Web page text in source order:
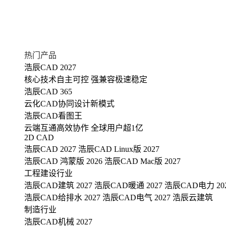
热门产品
浩辰CAD 2027
核心技术自主可控 强兼容极速稳定
浩辰CAD 365
云化CAD协同设计新模式
浩辰CAD看图王
云端互通高效协作 全球用户超1亿
2D CAD
浩辰CAD 2027 浩辰CAD Linux版 2027
浩辰CAD 鸿蒙版 2026 浩辰CAD Mac版 2027
工程建设行业
浩辰CAD建筑 2027 浩辰CAD暖通 2027 浩辰CAD电力
浩辰CAD给排水 2027 浩辰CAD电气 2027 浩辰云建筑
制造行业
浩辰CAD机械 2027